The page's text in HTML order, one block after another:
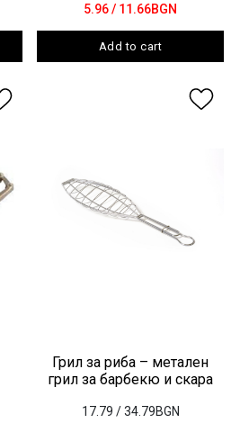
5.96/ 11.66BGN
Add to cart
Грил за риба – метален
грил за барбекю и скара
17.79 / 34.79BGN